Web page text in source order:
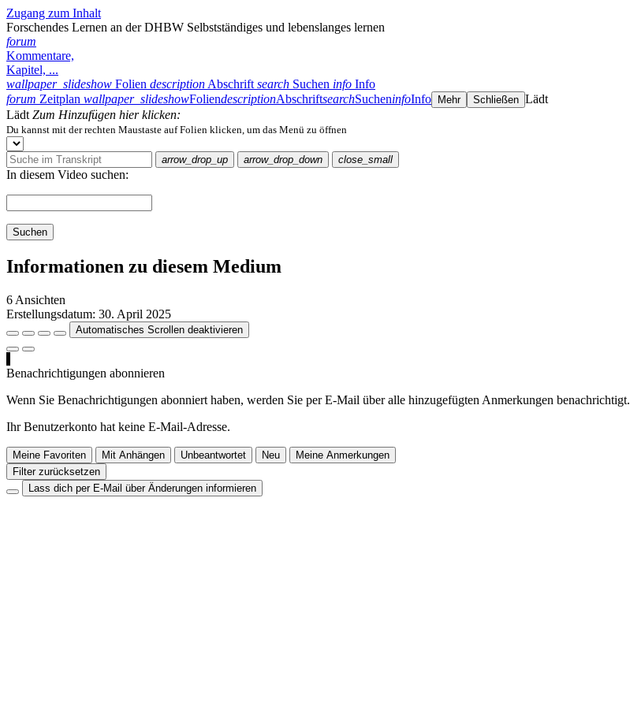
Zugang zum Inhalt
Forschendes Lernen an der DHBW Selbstständiges und lebenslanges lernen
forum
Kommentare,
Kapitel, ...
wallpaper_slideshow Folien description Abschrift search Suchen info Info
forum Zeitplan wallpaper_slideshowFoliendescriptionAbschriftsearchSucheninfoInfo Mehr Schließen Lädt
Lädt Zum Hinzufügen hier klicken:
Du kannst mit der rechten Maustaste auf Folien klicken, um das Menü zu öffnen
arrow_drop_up arrow_drop_down close_small
In diesem Video suchen:
Suchen
Informationen zu diesem Medium
6 Ansichten
Erstellungsdatum: 30. April 2025
Automatisches Scrollen deaktivieren
Benachrichtigungen abonnieren
Wenn Sie Benachrichtigungen abonniert haben, werden Sie per E-Mail über alle hinzugefügten Anmerkungen benachrichtigt.
Ihr Benutzerkonto hat keine E-Mail-Adresse.
Meine Favoriten Mit Anhängen Unbeantwortet Neu
Meine Anmerkungen
Filter zurücksetzen
Lass dich per E-Mail über Änderungen informieren